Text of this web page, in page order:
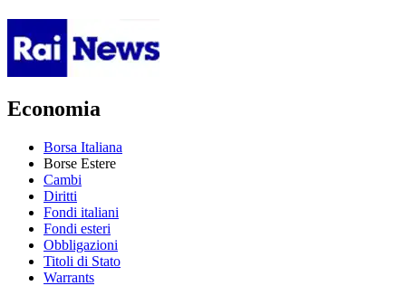
Economia
Borsa Italiana
Borse Estere
Cambi
Diritti
Fondi italiani
Fondi esteri
Obbligazioni
Titoli di Stato
Warrants